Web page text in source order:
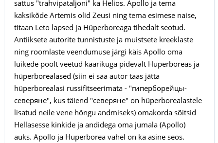
sattus "trahvipataljoni" ka Helios. Apollo ja tema
kaksikõde Artemis olid Zeusi ning tema esimese naise,
titaan Leto lapsed ja Hüperboreaga tihedalt seotud.
Antiiksete autorite tunnistuste ja muistsete kreeklaste
ning roomlaste veendumuse järgi käis Apollo oma
luikede poolt veetud kaarikuga pidevalt Hüperboreas ja
hüperborealased (siin ei saa autor taas jätta
hüperborealasi russifitseerimata - "гиперборейцы-
северяне", kus täiend "северяне" on hüperborealastele
lisatud neile vene hõngu andmiseks) omakorda sõitsid
Hellasesse kinkide ja andidega oma jumala (Apollo)
auks. Apollo ja Hüperborea vahel on ka asine seos.